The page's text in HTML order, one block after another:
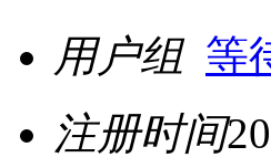
用户组 等
注册时间